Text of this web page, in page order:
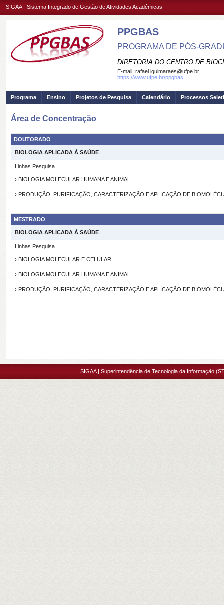
SIGAA - Sistema Integrado de Gestão de Atividades Acadêmicas
PPGBAS
PROGRAMA DE PÓS-
DIRETORIA DO CENTRO DE
E-mail: rafael.lguimaraes@ufpe.br
https://www.ufpe.br/ppgbas
Programa Ensino Projetos de Pesquisa Calendário Processos
Área de Concentração
DOUTORADO
BIOLOGIA APLICADA À SAÚDE
Linhas Pesquisa :
› BIOLOGIA MOLECULAR HUMANA E ANIMAL
› PRODUÇÃO, PURIFICAÇÃO, CARACTERIZAÇÃO E APLICAÇÃO DE
MESTRADO
BIOLOGIA APLICADA À SAÚDE
Linhas Pesquisa :
› BIOLOGIA MOLECULAR E CELULAR
› BIOLOGIA MOLECULAR HUMANA E ANIMAL
› PRODUÇÃO, PURIFICAÇÃO, CARACTERIZAÇÃO E APLICAÇÃO DE
SIGAA | Superintendência de Tecnologia da Informação